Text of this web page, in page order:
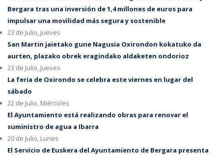
Bergara tras una inversión de 1,4 millones de euros para
impulsar una movilidad más segura y sostenible
23 de Julio, Jueves
San Martin jaietako gune Nagusia Oxirondon kokatuko da
aurten, plazako obrek eragindako aldaketen ondorioz
23 de Julio, Jueves
La feria de Oxirondo se celebra este viernes en lugar del
sábado
22 de Julio, Miércoles
El Ayuntamiento está realizando obras para renovar el
suministro de agua a Ibarra
20 de Julio, Lunes
El Servicio de Euskera del Ayuntamiento de Bergara presenta